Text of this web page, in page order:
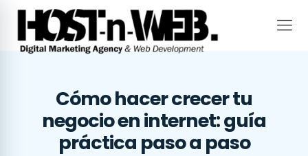
Cómo hacer crecer tu
negocio en internet: guía
práctica paso a paso